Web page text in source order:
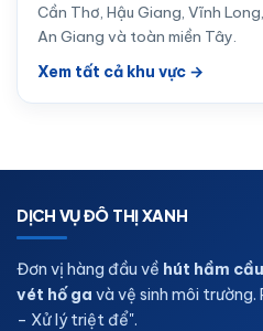
Cần Thơ, Hậu Giang, Vĩnh
An Giang và toàn miền Tây.
Xem tất cả khu vực →
DỊCH VỤ ĐÔ THỊ XANH
Đơn vị hàng đầu về hút hầm
vét hố ga và vệ sinh môi
– Xử lý triệt để".